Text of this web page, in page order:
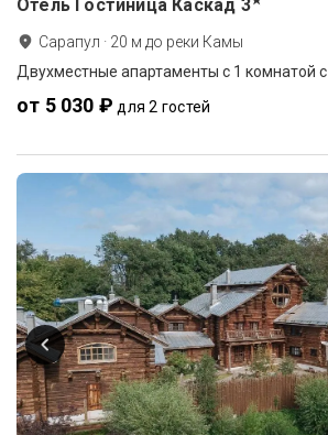
Отель Гостиница Каскад 3
Сарапул · 20 м до реки Камы
от 5 030 ₽ для 2 гостей